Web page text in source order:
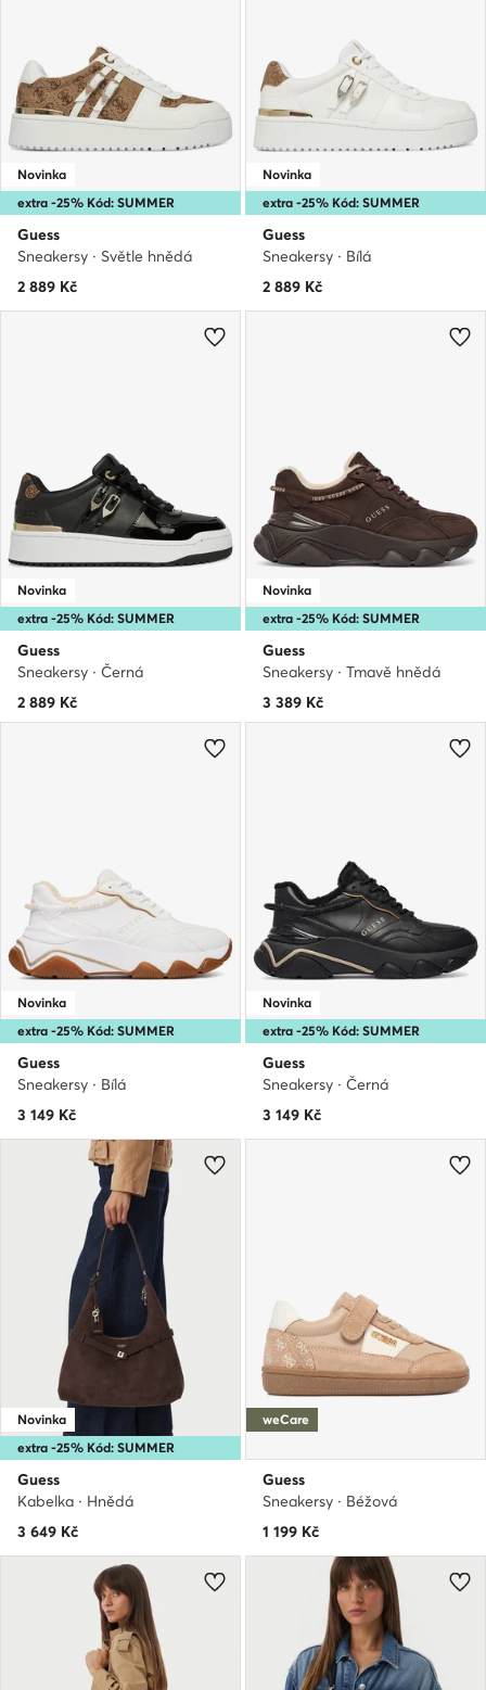
extra -25% Kód: SUMMER
Novinka
Guess
Sneakersy · Světle hnědá
2 889 Kč
extra -25% Kód: SUMMER
Novinka
Guess
Sneakersy · Bílá
2 889 Kč
extra -25% Kód: SUMMER
Novinka
Guess
Sneakersy · Černá
2 889 Kč
extra -25% Kód: SUMMER
Novinka
Guess
Sneakersy · Tmavě hnědá
3 389 Kč
extra -25% Kód: SUMMER
Novinka
Guess
Sneakersy · Bílá
3 149 Kč
extra -25% Kód: SUMMER
Novinka
Guess
Sneakersy · Černá
3 149 Kč
extra -25% Kód: SUMMER
Novinka
Guess
Kabelka · Hnědá
3 649 Kč
weCare
Guess
Sneakersy · Béžová
1 199 Kč